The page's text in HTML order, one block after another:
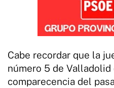
Cabe recordar que la
número 5 de Valladolid
comparecencia del